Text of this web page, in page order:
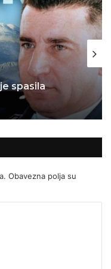
spasila
Obavezna polja su